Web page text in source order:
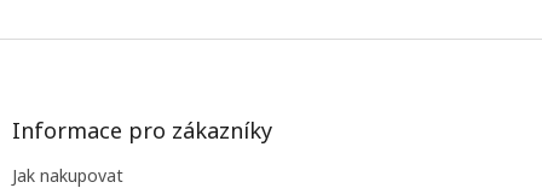
Z
Informace pro zákazníky
Jak nakupovat